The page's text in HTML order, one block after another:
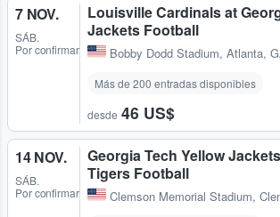
7 NOV.
SÁB.
Por confirmar
Louisville Cardinals at
Jackets Football
Bobby Dodd Stadium, Atlanta,
Más de 200 entradas disponibles
desde 46 US$
14 NOV.
SÁB.
Por confirmar
Georgia Tech Yellow
Tigers Football
Clemson Memorial Stadium,